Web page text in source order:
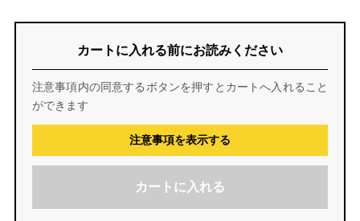
カートに入れる前にお読みください
注意事項内の同意するボタンを押すとカートへ入れること
ができます
注意事項を表示する
カートに入れる